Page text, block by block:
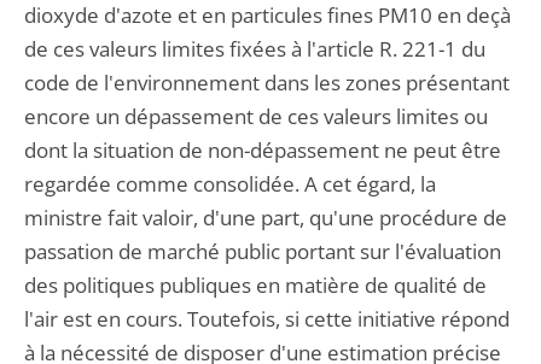
dioxyde d'azote et en particules fines PM10 en deçà
de ces valeurs limites fixées à l'article R. 221-1 du
code de l'environnement dans les zones présentant
encore un dépassement de ces valeurs limites ou
dont la situation de non-dépassement ne peut être
regardée comme consolidée. A cet égard, la
ministre fait valoir, d'une part, qu'une procédure de
passation de marché public portant sur l'évaluation
des politiques publiques en matière de qualité de
l'air est en cours. Toutefois, si cette initiative répond
à la nécessité de disposer d'une estimation précise